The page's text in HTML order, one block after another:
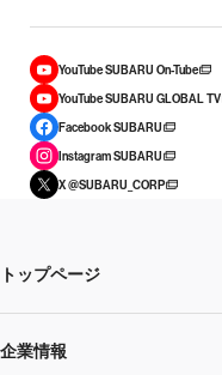
YouTube SUBARU On-Tube
YouTube SUBARU GLOBAL TV
Facebook SUBARU
Instagram SUBARU
X @SUBARU_CORP
トップページ
企業情報